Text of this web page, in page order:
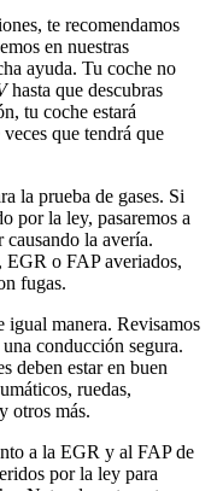
te recomendamos
en nuestras
ayuda. Tu coche no
hasta que descubras
tu coche estará
que tendrá que
la prueba de gases. Si
por la ley, pasaremos a
causando la avería.
EGR o FAP averiados,
fugas.
igual manera. Revisamos
conducción segura.
deben estar en buen
ruedas,
otros más.
a la EGR y al FAP de
por la ley para